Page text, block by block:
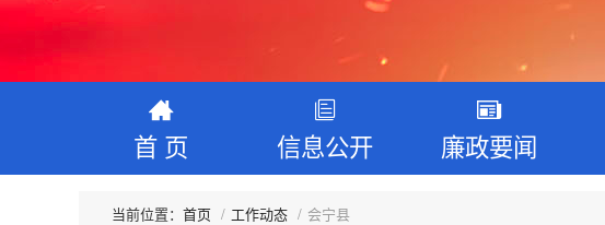
首 页 信息公开 廉政要闻
首页 工作动态 会宁县